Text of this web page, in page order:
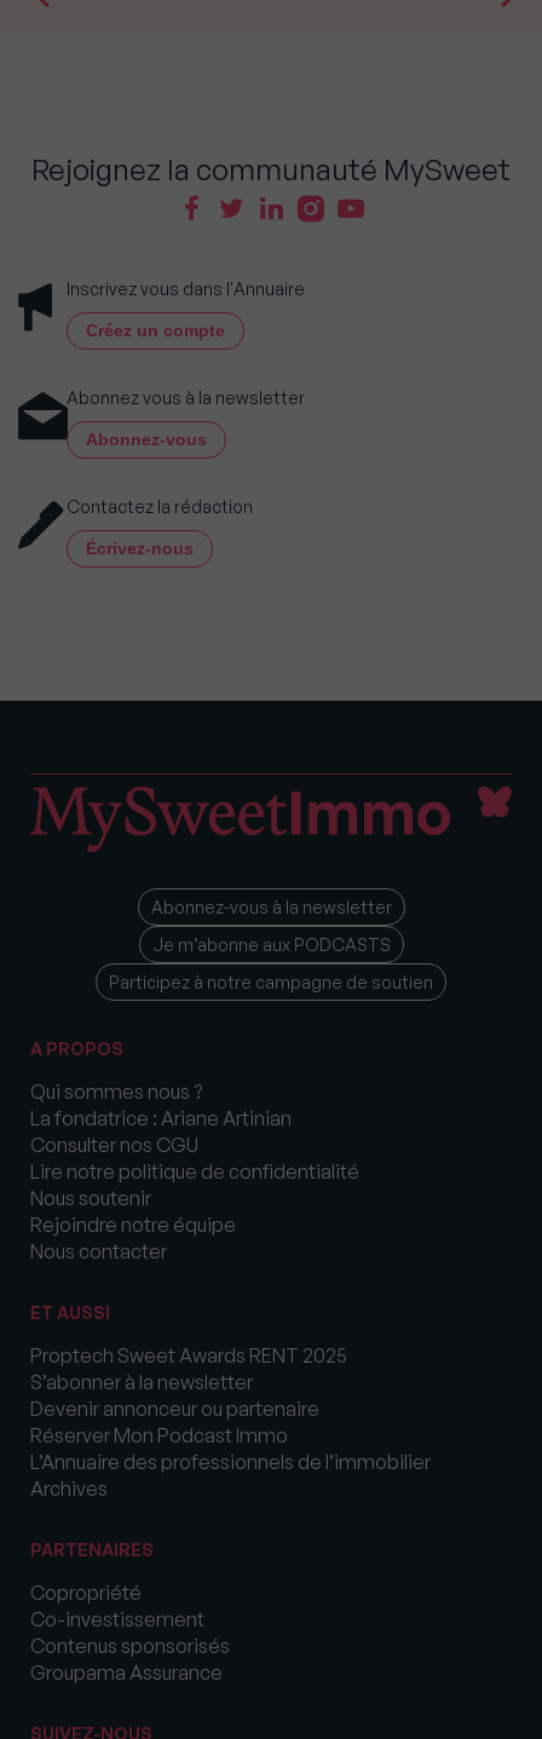
Rejoignez la communauté MySweet
Inscrivez vous dans l'Annuaire
Créez un compte
Abonnez vous à la newsletter
Abonnez-vous
Contactez la rédaction
Écrivez-nous
Abonnez-vous à la newsletter
Je m’abonne aux PODCASTS
Participez à notre campagne de soutien
A PROPOS
Qui sommes nous ?
La fondatrice : Ariane Artinian
Consulter nos CGU
Lire notre politique de confidentialité
Nous soutenir
Rejoindre notre équipe
Nous contacter
ET AUSSI
Proptech Sweet Awards RENT 2025
S’abonner à la newsletter
Devenir annonceur ou partenaire
Réserver Mon Podcast Immo
L’Annuaire des professionnels de l’immobilier
Archives
PARTENAIRES
Copropriété
Co-investissement
Contenus sponsorisés
Groupama Assurance
SUIVEZ-NOUS